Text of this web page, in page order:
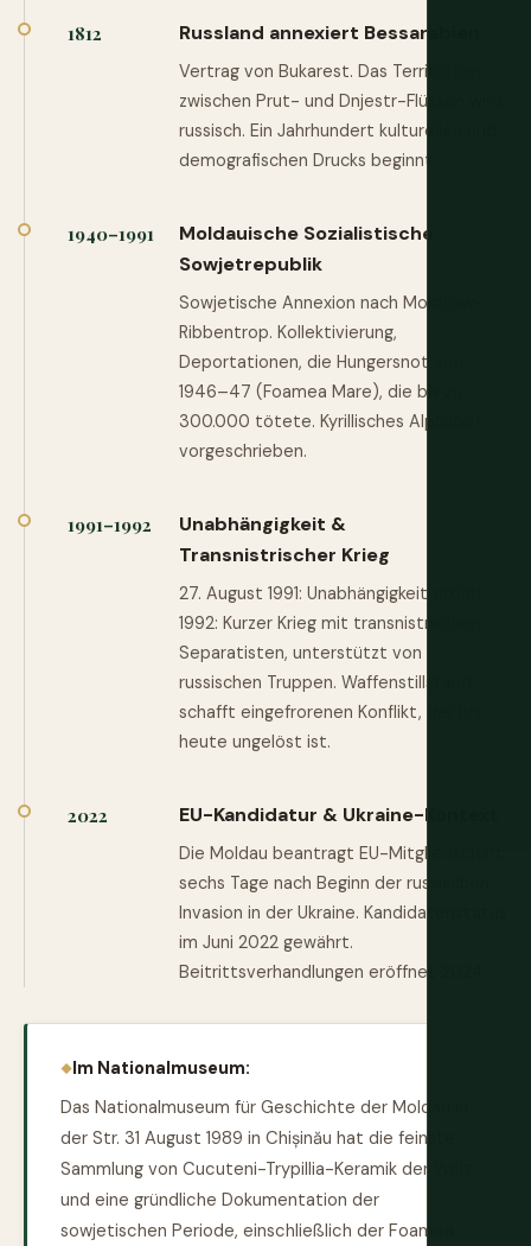
1812 Russland annexiert Bessarabien
Vertrag von Bukarest. Das Territorium
zwischen Prut- und Dnjestr-Flüssen wird
russisch. Ein Jahrhundert kulturellen und
demografischen Drucks beginnt.
1940–1991
Moldauische Sozialistische
Sowjetrepublik
Sowjetische Annexion nach Molotow-
Ribbentrop. Kollektivierung,
Deportationen, die Hungersnot von
1946–47 (Foamea Mare), die bis zu
300.000 tötete. Kyrillisches Alphabet
vorgeschrieben.
1991–1992
Unabhängigkeit &
Transnistrischer Krieg
27. August 1991: Unabhängigkeit erklärt.
1992: Kurzer Krieg mit transnistrischen
Separatisten, unterstützt von
russischen Truppen. Waffenstillstand
schafft eingefrorenen Konflikt, der bis
heute ungelöst ist.
2022 EU-Kandidatur & Ukraine-Kontext
Die Moldau beantragt EU-Mitgliedschaft
sechs Tage nach Beginn der russischen
Invasion in der Ukraine. Kandidatenstatus
im Juni 2022 gewährt.
Beitrittsverhandlungen eröffnet 2024.
Im Nationalmuseum:
Das Nationalmuseum für Geschichte der Moldau in
der Str. 31 August 1989 in Chișinău hat die feinste
Sammlung von Cucuteni-Trypillia-Keramik der Welt
und eine gründliche Dokumentation der
sowjetischen Periode, einschließlich der Foamea